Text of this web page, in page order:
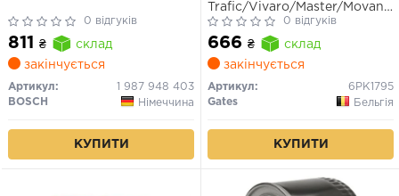
0 відгуків
811 ₴
склад
закінчується
Артикул:
1 987 948 403
BOSCH
Німеччина
КУПИТИ
Trafic/Vivaro/Master/Movano
1.9DTI/dCi 01- ALT, PS, AC
0 відгуків
666 ₴
склад
закінчується
Артикул:
6PK1795
Gates
Бельгія
КУПИТИ